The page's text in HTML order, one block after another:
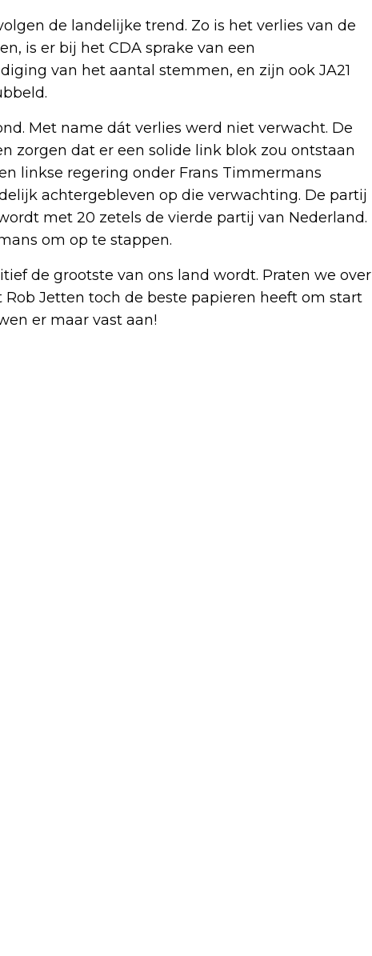
de landelijke trend. Zo is het verlies van de
is er bij het CDA sprake van een
van het aantal stemmen, en zijn ook JA21
Met name dát verlies werd niet verwacht. De
zorgen dat er een solide link blok zou ontstaan
linkse regering onder Frans Timmermans
achtergebleven op die verwachting. De partij
met 20 zetels de vierde partij van Nederland.
om op te stappen.
de grootste van ons land wordt. Praten we over
Jetten toch de beste papieren heeft om start
er maar vast aan!